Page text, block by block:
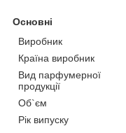
Основні
Виробник
Країна виробник
Вид парфумерної
продукції
Об`єм
Рік випуску